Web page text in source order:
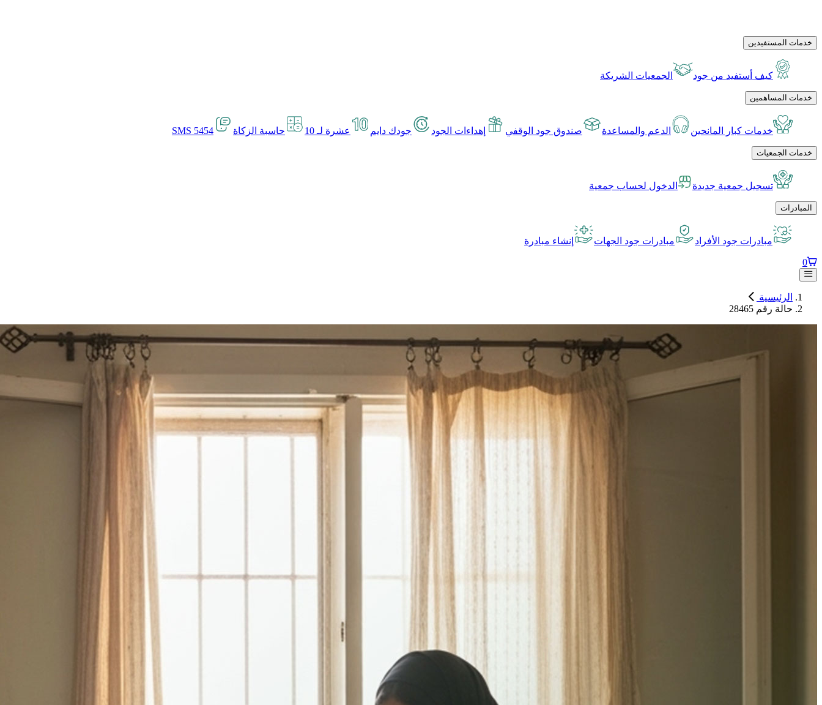
خدمات المستفيدين
كيف أستفيد من جود الجمعيات الشريكة
خدمات المساهمين
خدمات كبار المانحين الدعم والمساعدة صندوق جود الوقفي إهداءات الجود جودك دايم عشرة لـ 10 حاسبة الزكاة SMS 5454
خدمات الجمعيات
تسجيل جمعية جديدة الدخول لحساب جمعية
المبادرات
مبادرات جود الأفراد مبادرات جود الجهات إنشاء مبادرة
0
الرئيسية
حالة رقم 28465